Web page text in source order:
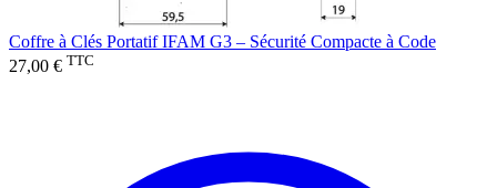
Coffre à Clés Portatif IFAM G3 – Sécurité Compacte à Code
27,00 € TTC